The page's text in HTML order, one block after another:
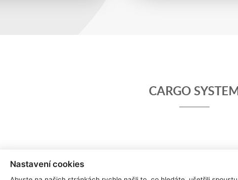
CARGO SYSTEM
Nastavení cookies